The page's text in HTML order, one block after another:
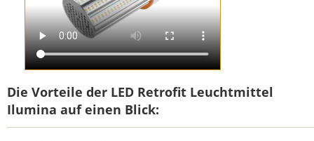
Die Vorteile der LED Retrofit Leuchtmittel
Ilumina auf einen Blick: